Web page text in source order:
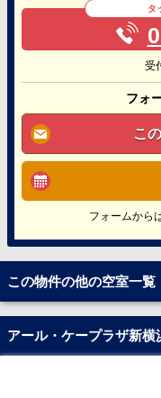
タ
受
フォ
こ
フォームから
この物件の他の空室一覧
アール・ケープラザ新